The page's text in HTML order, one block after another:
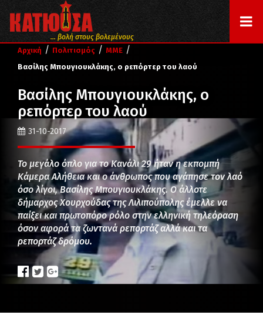
... βολή στους βολεμένους
Αρχική / Πολιτισμός / ΜΜΕ /
Βασίλης Μπουγιουκλάκης, ο ρεπόρτερ του λαού
Βασίλης Μπουγιουκλάκης, ο
ρεπόρτερ του λαού
31-10-2017
Το μεγάλο όπλο για το Κανάλι 29 ήταν η εκπομπή
Κάμερα Αλήθεια και ο άνθρωπος που αγάπησε τον λαό
όσο λίγοι, Βασίλης Μπουγιουκλάκης. Ο άλλοτε
δήμαρχος Χουρχούδας της Λιλιπούπολης έμελλε να
παίξει και πρωτοπόρο ρόλο στην ελληνική τηλεόραση
όσον αφορά τα ζωντανά ρεπορτάζ αλλά και τα
ρεπορτάζ δρόμου.